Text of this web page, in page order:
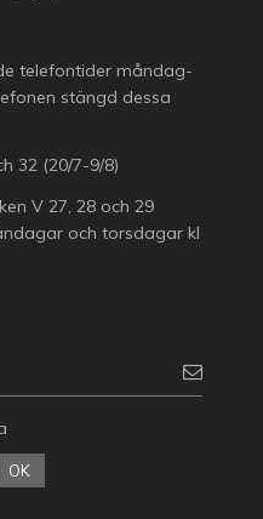
telefontider måndag-
stängd dessa
32 (20/7-9/8)
V 27, 28 och 29
och torsdagar kl
OK